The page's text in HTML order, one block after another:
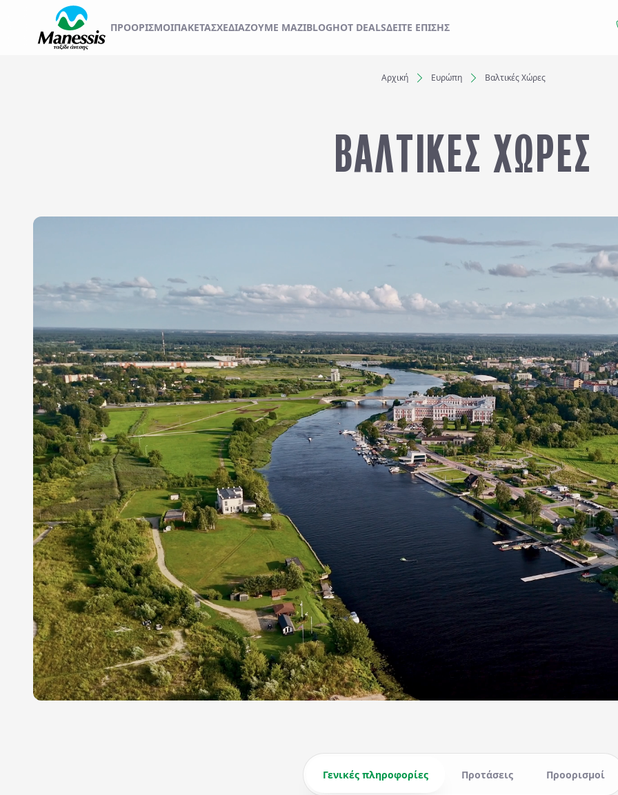
ΞΕΚΙΝΗΣΤΕ ΤΟ ΤΑΞΙΔΙ ΣΑΣ ΑΠΟ ΕΔΩ
Αναζήτηση
ΕΚΔΡΟΜΕΣ ΣΥΛΛΟΓΩΝ - ΣΩΜΑΤΕΙΩΝ
ΠΡΟΟΡΙΣΜΟΊΠΑΚΕΤΑΣΧΕΔΙΆΖΟΥΜΕ ΜΑΖΊBLOGHOT DEALSΔΕΊΤΕ ΕΠΊΣΗΣ
Αρχική Ευρώπη Βαλτικές Χώρες
ΒΑΛΤΙΚΕΣ ΧΩΡΕΣ
Γενικές πληροφορίες Προτάσεις Προορισμοί